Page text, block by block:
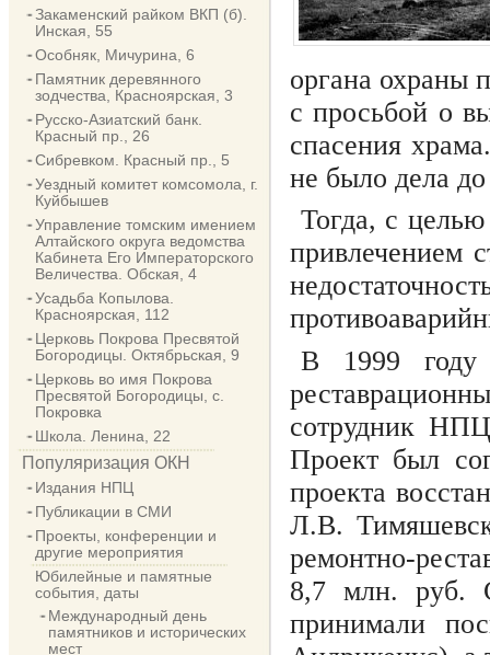
Закаменский райком ВКП (б).
Инская, 55
Особняк, Мичурина, 6
Памятник деревянного
зодчества, Красноярская, 3
Русско-Азиатский банк.
Красный пр., 26
Сибревком. Красный пр., 5
Уездный комитет комсомола, г.
Куйбышев
Управление томским имением
Алтайского округа ведомства
Кабинета Его Императорского
Величества. Обская, 4
Усадьба Копылова.
Красноярская, 112
Церковь Покрова Пресвятой
Богородицы. Октябрьская, 9
Церковь во имя Покрова
Пресвятой Богородицы, с.
Покровка
Школа. Ленина, 22
Популяризация ОКН
Издания НПЦ
Публикации в СМИ
Проекты, конференции и
другие мероприятия
Юбилейные и памятные
события, даты
Международный день
памятников и исторических
мест
органа охраны
с просьбой о
спасения
не было дела
Тогда, с
привлечением
В 1999 году
сотрудник
Проект был
проекта
Л.В.
ремонтно-
8,7 млн. руб.
принимали